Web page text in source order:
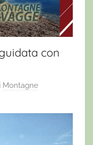
con
Montagne